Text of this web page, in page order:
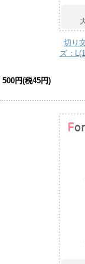
切り
ズ：
500円(税45円)